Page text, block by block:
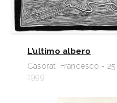
L’ultimo albero
Casorati Francesco - 25
1999